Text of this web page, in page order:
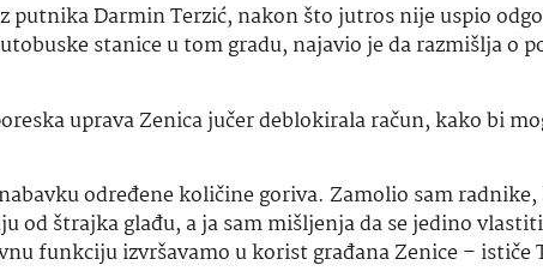
putnika Darmin Terzić, nakon što jutros nije uspio
stanice u tom gradu, najavio je da razmišlja o
uprava Zenica jučer deblokirala račun, kako bi
određene količine goriva. Zamolio sam radnike,
od štrajka glađu, a ja sam mišljenja da se jedino
funkciju izvršavamo u korist građana Zenice – ističe